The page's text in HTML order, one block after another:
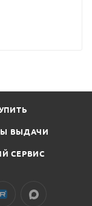
ВЫДАЧИ
СЕРВИС